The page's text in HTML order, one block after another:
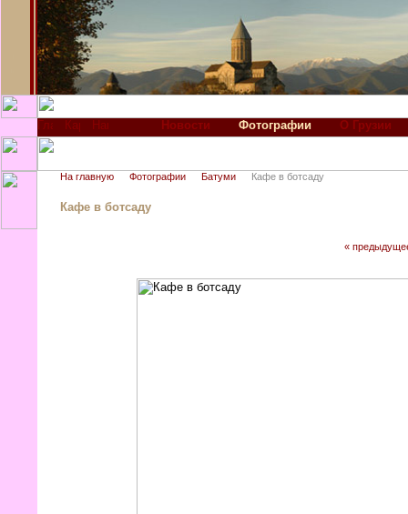
Новости Фотографии О Грузии
На главную Фотографии Батуми Кафе в ботсаду
Кафе в ботсаду
«